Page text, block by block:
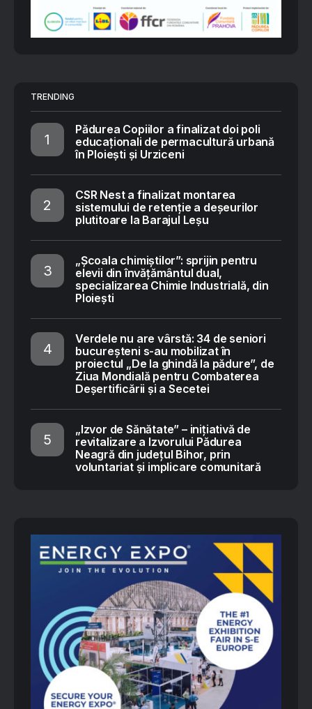
TRENDING
Pădurea Copiilor a finalizat doi poli
educaționali de permacultură urbană
în Ploiești și Urziceni
CSR Nest a finalizat montarea
sistemului de retenție a deșeurilor
plutitoare la Barajul Leșu
„Școala chimiștilor”: sprijin pentru
elevii din învățământul dual,
specializarea Chimie Industrială, din
Ploiești
Verdele nu are vârstă: 34 de seniori
bucureșteni s-au mobilizat în
proiectul „De la ghindă la pădure”, de
Ziua Mondială pentru Combaterea
Deșertificării și a Secetei
„Izvor de Sănătate” – inițiativă de
revitalizare a Izvorului Pădurea
Neagră din județul Bihor, prin
voluntariat și implicare comunitară